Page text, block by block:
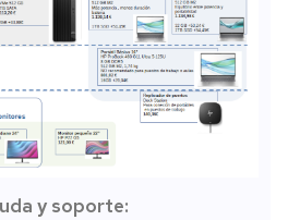
y soporte: